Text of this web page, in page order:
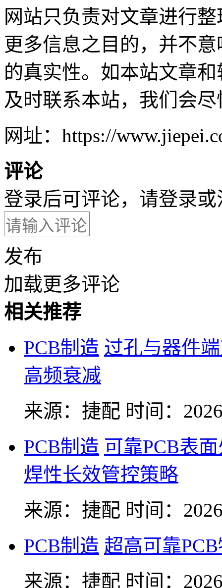
网站只负责对文章进行
更多信息之目的，并不
的真实性。如本站文章
及时联系本站，我们会
网址：https://
评论
登录后可评论，请登录或
发布
加载更多评论
相关推荐
PCB制造 过孔与器件
高频衰减
来源：捷配 时间：
PCB制造 可靠PCB表
焊性长效管控策略
来源：捷配 时间：
PCB制造 超高可靠
来源：捷配 时间：